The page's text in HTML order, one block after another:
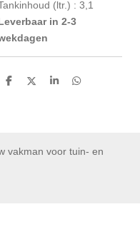
(ltr.) : 3,1
in 2-3
D
D
S
D
vakman voor tuin- en